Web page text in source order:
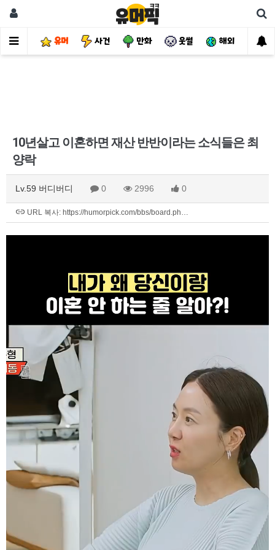
유머 사건 만화 웃썰 해외 핫
10년살고 이혼하면 재산 반반이라는 소식들은 최
양락
Lv.59 버디버디 0 2996 0
URL 복사: https://humorpick.com/bbs/board.ph…